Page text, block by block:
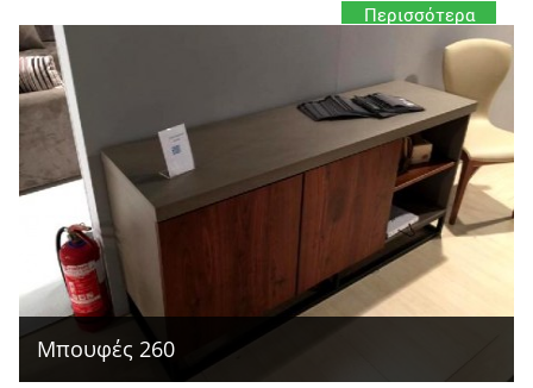
Περισσότερα
Μπουφές 260